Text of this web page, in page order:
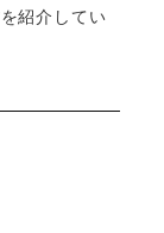
紹介してい